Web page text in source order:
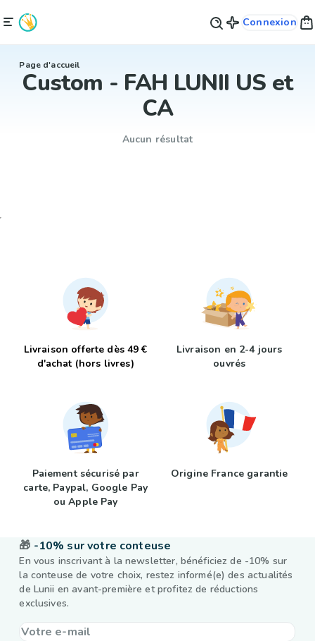
Connexion
Page d'accueil
Custom - FAH LUNII US et
CA
Aucun résultat
Livraison offerte dès 49 €
d'achat (hors livres)
Livraison en 2-4 jours
ouvrés
Paiement sécurisé par
carte, Paypal, Google Pay
ou Apple Pay
Origine France garantie
🎁 -10% sur votre conteuse
En vous inscrivant à la newsletter, bénéficiez de -10% sur
la conteuse de votre choix, restez informé(e) des actualités
de Lunii en avant-première et profitez de réductions
exclusives.